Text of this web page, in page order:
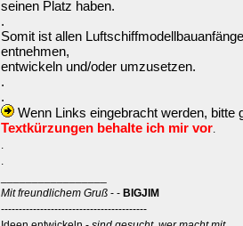
seinen Platz haben.
.
Somit ist allen
entnehmen,
entwickeln und/oder umzusetzen.
.
.
Wenn Links eingebracht werden, bitte
Textkürzungen behalte ich mir vor.
.
.
Mit freundlichem Gruß - - BIGJIM
-----------------------------------------